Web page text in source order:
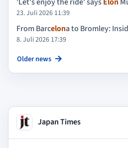
23. Juli 2026 11:39
From Barcelona to Bromley:
8. Juli 2026 17:39
Older news
Japan Times